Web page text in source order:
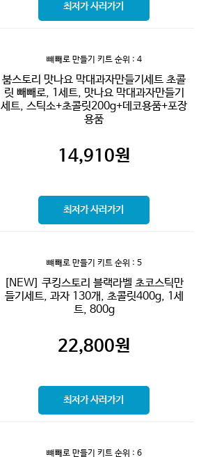
최저가 사러가기
뺴빼로 만들기 키트순위 : 4
붐스토리 맛나요 막대과자만들기세트 초콜
릿 빼빼로, 1세트, 맛나요 막대과자만들기
세트, 스틱소+초콜릿200g+데코용품+포장
용품
14,910원
최저가 사러가기
뺴빼로 만들기 키트순위 : 5
[NEW] 쿠킹스토리 블랙라벨 초코스틱만
들기세트, 과자 130개, 초콜릿400g, 1세
트, 800g
22,800원
최저가 사러가기
뺴빼로 만들기 키트순위 : 6